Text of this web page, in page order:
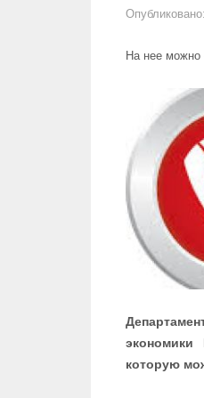
Опубликовано:
На нее можно
экономики
которую